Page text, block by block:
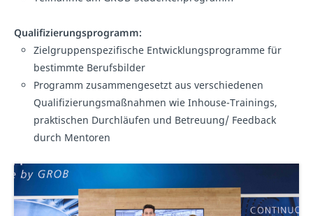
Qualifizierungsprogramm:
Zielgruppenspezifische Entwicklungsprogramme für
bestimmte Berufsbilder
Programm zusammengesetzt aus verschiedenen
Qualifizierungsmaßnahmen wie Inhouse-Trainings,
praktischen Durchläufen und Betreuung/ Feedback
durch Mentoren